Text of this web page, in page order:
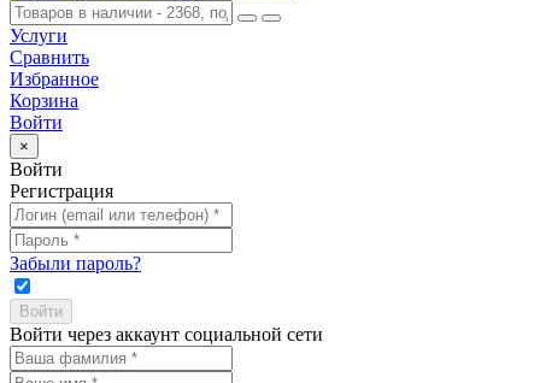
Услуги
Сравнить
Избранное
Корзина
Войти
×
Войти
Регистрация
Забыли пароль?
Войти через аккаунт социальной сети